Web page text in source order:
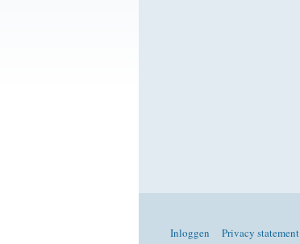
Inloggen Privacy statement